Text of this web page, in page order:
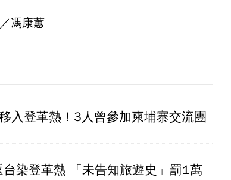
馮康蕙
入登革熱！3人曾參加柬埔寨交流團
染登革熱 「未告知旅遊史」罰1萬